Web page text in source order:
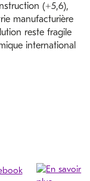
(+5,6),
manufacturière
reste fragile
international